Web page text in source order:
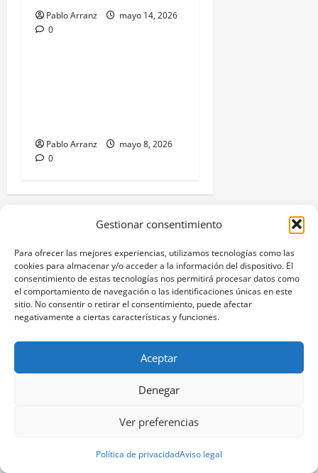
Gestionar consentimiento
Para ofrecer las mejores experiencias, utilizamos tecnologías como las
cookies para almacenar y/o acceder a la información del dispositivo. El
consentimiento de estas tecnologías nos permitirá procesar datos como
el comportamiento de navegación o las identificaciones únicas en este
sitio. No consentir o retirar el consentimiento, puede afectar
negativamente a ciertas características y funciones.
Aceptar
Denegar
Ver preferencias
Política de privacidadAviso legal
Pablo Arranz
mayo 14, 2026
0
Pablo Arranz
mayo 8, 2026
0
TE PUEDEN INTERESAR
A Paisaxe que sabe difunde la cultura y patrimonio